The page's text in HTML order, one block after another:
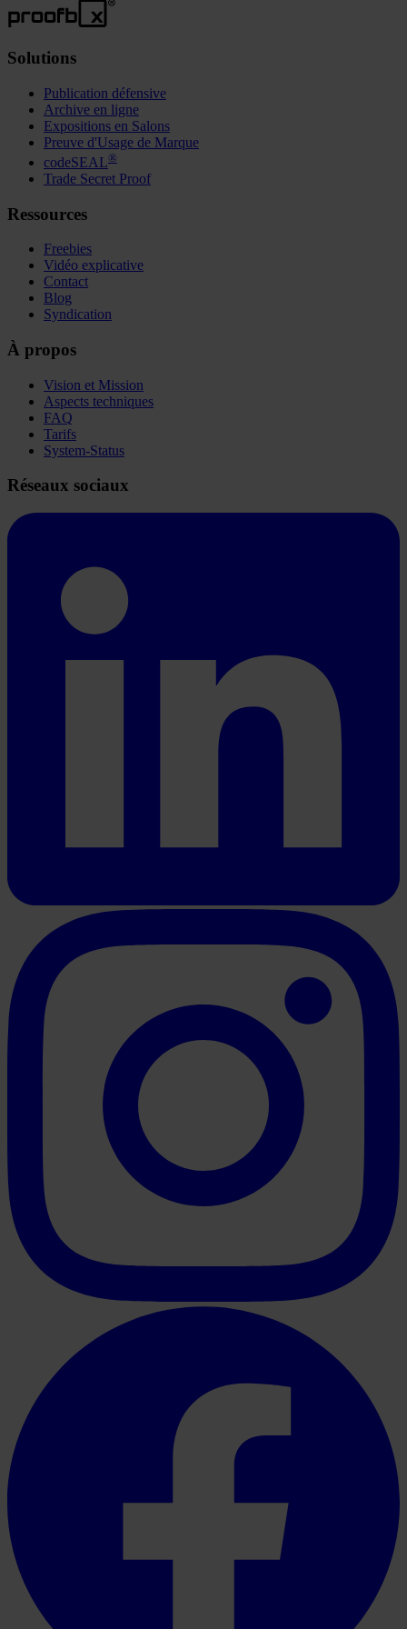
Solutions
Publication défensive
Archive en ligne
Expositions en Salons
Preuve d'Usage de Marque
codeSEAL®
Trade Secret Proof
Ressources
Freebies
Vidéo explicative
Contact
Blog
Syndication
À propos
Vision et Mission
Aspects techniques
FAQ
Tarifs
System-Status
Réseaux sociaux